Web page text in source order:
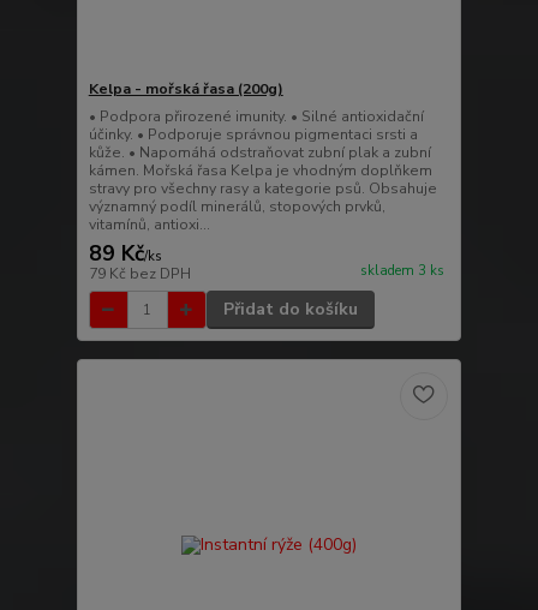
Kelpa - mořská řasa (200g)
• Podpora přirozené imunity. • Silné antioxidační
účinky. • Podporuje správnou pigmentaci srsti a
kůže. • Napomáhá odstraňovat zubní plak a zubní
kámen. Mořská řasa Kelpa je vhodným doplňkem
stravy pro všechny rasy a kategorie psů. Obsahuje
významný podíl minerálů, stopových prvků,
vitamínů, antioxi...
89 Kč/ks
79 Kč bez DPH skladem 3 ks
Přidat do košíku